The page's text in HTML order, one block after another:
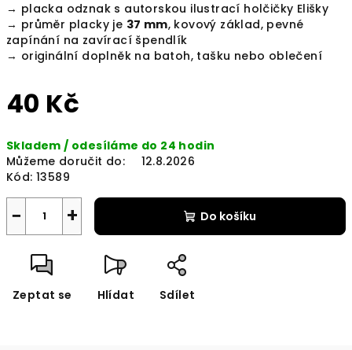
→ placka odznak s autorskou ilustrací holčičky Elišky
→ průměr placky je 37 mm, kovový základ, pevné
zapínání na zavírací špendlík
→ originální doplněk na batoh, tašku nebo oblečení
40 Kč
cena:
Skladem / odesíláme do 24 hodin
Můžeme doručit do:
12.8.2026
Kód: 13589
+
− Do košíku
Zeptat se Hlídat Sdílet